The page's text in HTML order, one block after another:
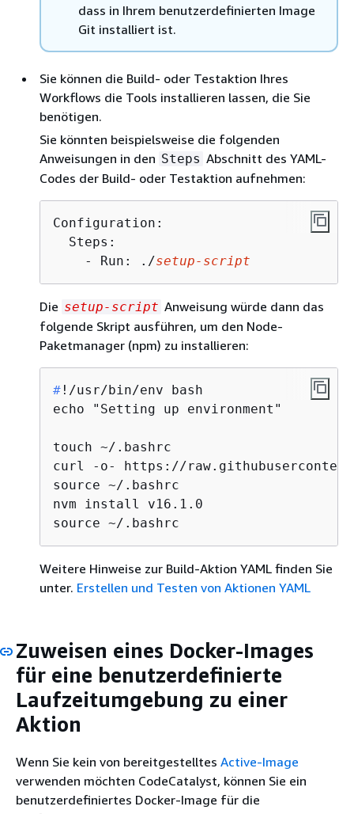
dass in Ihrem benutzerdefinierten Image
Git installiert ist.
Sie können die Build- oder Testaktion Ihres
Workflows die Tools installieren lassen, die Sie
benötigen.
Sie könnten beispielsweise die folgenden
Anweisungen in den Steps Abschnitt des YAML-
Codes der Build- oder Testaktion aufnehmen:
Configuration:
  Steps:
    - Run: ./
setup-script
Die setup-script Anweisung würde dann das
folgende Skript ausführen, um den Node-
Paketmanager (npm) zu installieren:
# !/usr/bin/env bash
echo "Setting up environment"
touch ~/.bashrc
curl -o- https://
source ~/.bashrc
nvm install v16.1.0
source ~/.bashrc
Weitere Hinweise zur Build-Aktion YAML finden Sie
unter. Erstellen und Testen von Aktionen YAML
Zuweisen eines Docker-Images
für eine benutzerdefinierte
Laufzeitumgebung zu einer
Aktion
Wenn Sie kein von bereitgestelltes Active-Image
verwenden möchten CodeCatalyst, können Sie ein
benutzerdefiniertes Docker-Image für die